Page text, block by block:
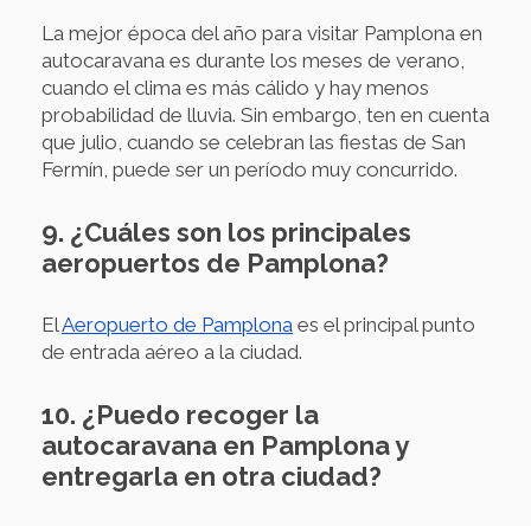
La mejor época del año para visitar Pamplona en
autocaravana es durante los meses de verano,
cuando el clima es más cálido y hay menos
probabilidad de lluvia. Sin embargo, ten en cuenta
que julio, cuando se celebran las fiestas de San
Fermín, puede ser un período muy concurrido.
9. ¿Cuáles son los principales
aeropuertos de Pamplona?
ElAeropuerto de Pamplona es el principal punto
de entrada aéreo a la ciudad.
10. ¿Puedo recoger la
autocaravana en Pamplona y
entregarla en otra ciudad?